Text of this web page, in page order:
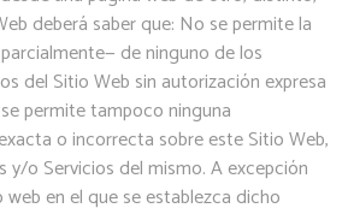
deberá saber que: No se permite la
de ninguno de los
del Sitio Web sin autorización expresa
permite tampoco ninguna
o incorrecta sobre este Sitio Web,
y/o Servicios del mismo. A excepción
en el que se establezca dicho